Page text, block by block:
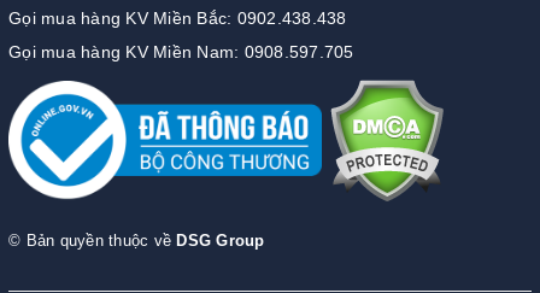
Gọi mua hàng KV Miền Bắc: 0902.438.438
Gọi mua hàng KV Miền Nam: 0908.597.705
© Bản quyền thuộc về DSG Group